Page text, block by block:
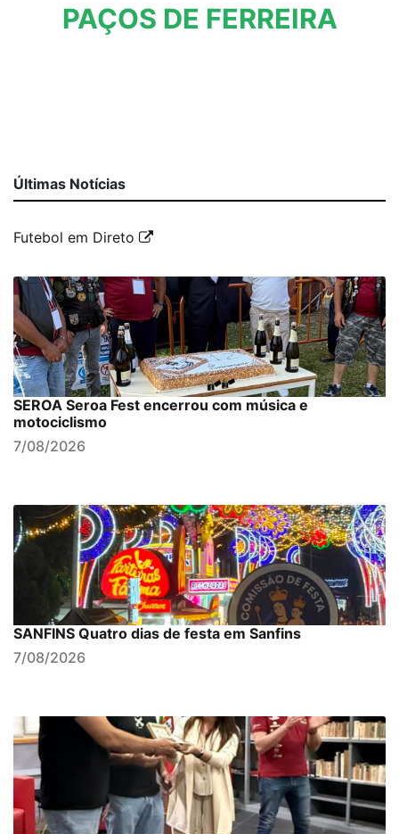
PAÇOS DE FERREIRA
Últimas Notícias
Futebol em Direto
SEROA Seroa Fest encerrou com música e
motociclismo
7/08/2026
SANFINS Quatro dias de festa em Sanfins
7/08/2026